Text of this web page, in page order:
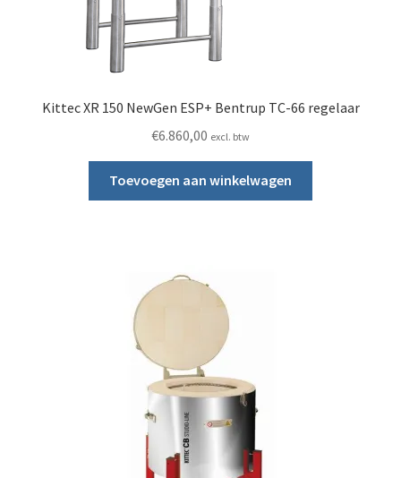
Kittec XR 150 NewGen ESP+ Bentrup TC-66 regelaar
€6.860,00 excl. btw
Toevoegen aan winkelwagen